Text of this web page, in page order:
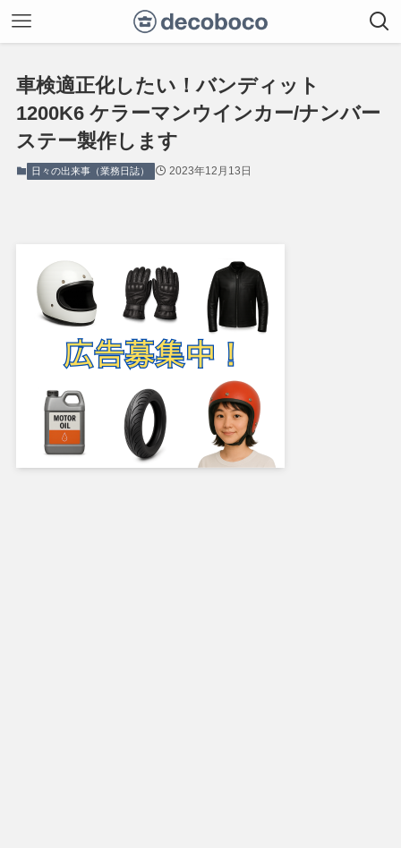
車検適正化したい！バンディット
1200K6 ケラーマンウインカー/ナンバー
ステー製作します
日々の出来事（業務日誌） 2023年12月13日